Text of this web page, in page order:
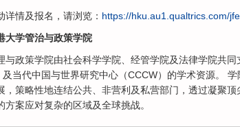
详情及报名，请浏览： https://hku.au1.qualtrics.com/
大学管治与政策学院
与政策学院由社会科学学院、经管学院及法律学院共
及当代中国与世界研究中心（CCCW）的学术资源。
，策略性地连结公共、非营利及私营部门，透过凝聚
方案应对复杂的区域及全球挑战。